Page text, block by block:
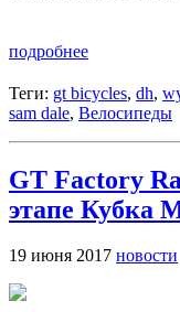
подробнее
Теги: gt bicycles, dh,
sam dale, Велосипеды
GT Factory
этапе Кубка
19 июня 2017 новости